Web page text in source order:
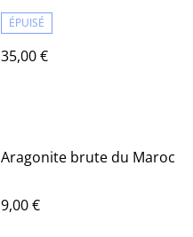
ÉPUISÉ
35,00 €
Aragonite brute du Maroc
9,00 €